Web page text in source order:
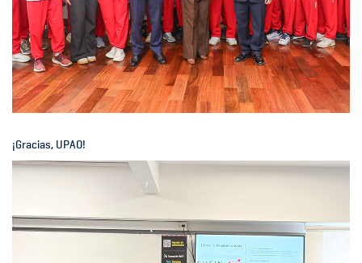
¡Gracias, UPAO!